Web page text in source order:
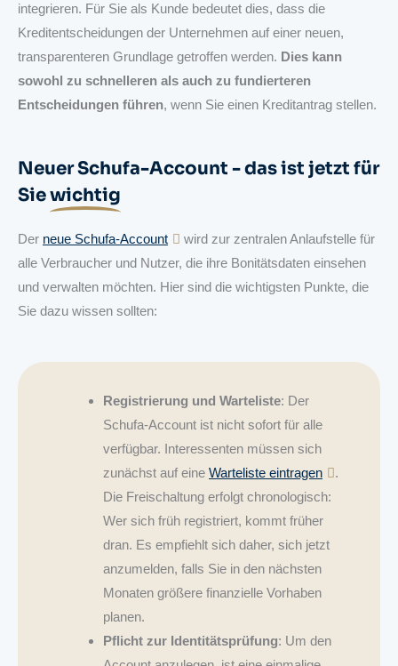
integrieren. Für Sie als Kunde bedeutet dies, dass die
Kreditentscheidungen der Unternehmen auf einer neuen,
transparenteren Grundlage getroffen werden. Dies kann
sowohl zu schnelleren als auch zu fundierteren
Entscheidungen führen, wenn Sie einen Kreditantrag stellen.
Neuer Schufa-Account - das ist jetzt für
Siewichtig
Der neue Schufa-Account
wird zur zentralen Anlaufstelle für
alle Verbraucher und Nutzer, die ihre Bonitätsdaten einsehen
und verwalten möchten. Hier sind die wichtigsten Punkte, die
Sie dazu wissen sollten:
Registrierung und Warteliste: Der
Schufa-Account ist nicht sofort für alle
verfügbar. Interessenten müssen sich
zunächst auf eine Warteliste eintragen
.
Die Freischaltung erfolgt chronologisch:
Wer sich früh registriert, kommt früher
dran. Es empfiehlt sich daher, sich jetzt
anzumelden, falls Sie in den nächsten
Monaten größere finanzielle Vorhaben
planen.
Pflicht zur Identitätsprüfung: Um den